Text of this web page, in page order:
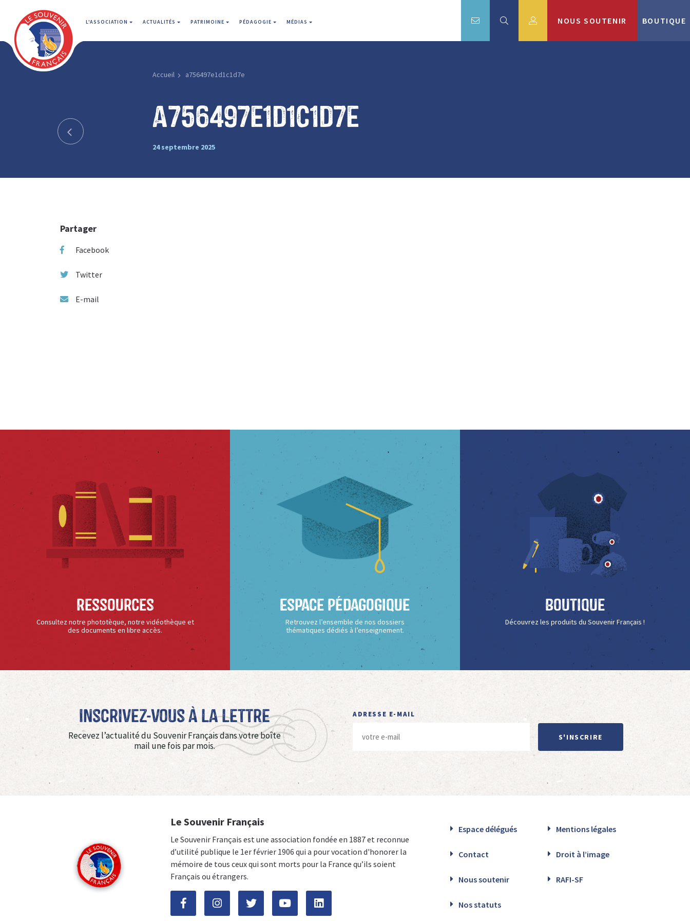
L'ASSOCIATION ACTUALITÉS PATRIMOINE PÉDAGOGIE MÉDIAS NOUS SOUTENIR BOUTIQUE
Accueil a756497e1d1c1d7e
a756497e1d1c1d7e
24 septembre 2025
Partager
Facebook
Twitter
E-mail
Ressources
Consultez notre phototèque, notre vidéothèque et
des documents en libre accès.
Espace Pédagogique
Retrouvez l’ensemble de nos dossiers
thématiques dédiés à l’enseignement.
Boutique
Découvrez les produits du Souvenir Français !
Inscrivez-vous à La Lettre
Recevez l’actualité du Souvenir Français dans votre boîte
mail une fois par mois.
ADRESSE E-MAIL
S'INSCRIRE
Le Souvenir Français
Le Souvenir Français est une association fondée en 1887 et reconnue
d’utilité publique le 1er février 1906 qui a pour vocation d'honorer la
mémoire de tous ceux qui sont morts pour la France qu’ils soient
Français ou étrangers.
Espace délégués Mentions légales
Contact Droit à l’image
Nous soutenir RAFI-SF
Nos statuts